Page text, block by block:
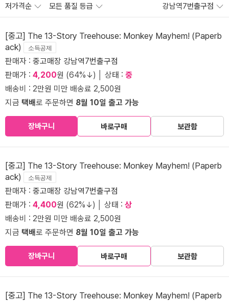
저가격순 모든 품질 등급 강남역7번출구점
[중고] The 13-Story Treehouse: Monkey Mayhem! (Paperb
ack)
소득공제
판매자 : 중고매장 강남역7번출구점
판매가 : 4,200원 (64%↓) │ 상태 : 중
배송비 : 2만원 미만 배송료 2,500원
지금 택배로 주문하면 8월 10일 출고 가능
장바구니 바로구매 보관함
[중고] The 13-Story Treehouse: Monkey Mayhem! (Paperb
ack)
소득공제
판매자 : 중고매장 강남역7번출구점
판매가 : 4,400원 (62%↓) │ 상태 : 상
배송비 : 2만원 미만 배송료 2,500원
지금 택배로 주문하면 8월 10일 출고 가능
장바구니 바로구매 보관함
[중고] The 13-Story Treehouse: Monkey Mayhem! (Paperb